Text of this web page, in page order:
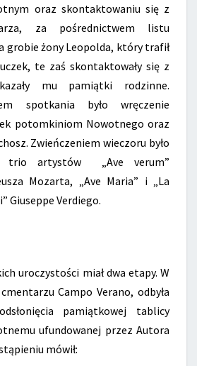
oraz skontaktowaniu się z
za pośrednictwem listu
grobie żony Leopolda, który trafił
te zaś skontaktowały się z
mu pamiątki rodzinne.
spotkania było wręczenie
potomkiniom Nowotnego oraz
Zwieńczeniem wieczoru było
trio artystów „Ave verum”
Mozarta, „Ave Maria” i „La
Giuseppe Verdiego.
uroczystości miał dwa etapy. W
Campo Verano, odbyła
pamiątkowej tablicy
ufundowanej przez Autora
mówił: